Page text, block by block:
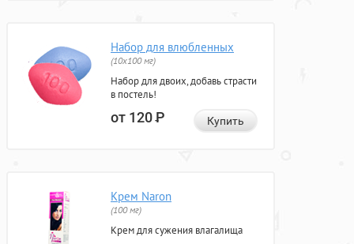
Набор для влюбленных
(10х100 мг)
Набор для двоих, добавь страсти
в постель!
от 120Р Купить
Крем Naron
(100 мг)
Крем для сужения влагалища